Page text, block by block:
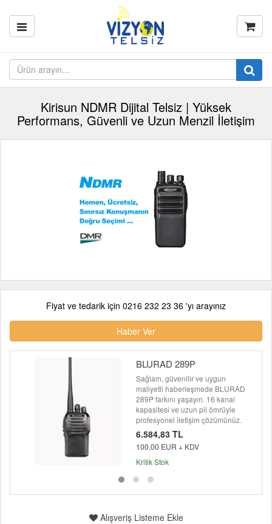
Kirisun NDMR Dijital Telsiz | Yüksek
Performans, Güvenli ve Uzun Menzil İletişim
Fiyat ve tedarik için 0216 232 23 36 'yı arayınız
Haber Ver
BLURAD 289P
Sağlam, güvenilir ve uygun
maliyetli haberleşmede BLURAD
289P farkını yaşayın. 16 kanal
kapasitesi ve uzun pil ömrüyle
profesyonel iletişim çözümünüz.
6.584,83 TL
100,00 EUR + KDV
Kritik Stok
Alışveriş Listeme Ekle